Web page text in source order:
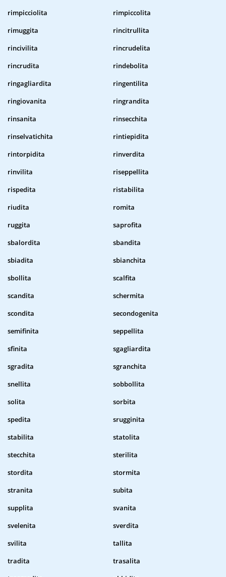
rimpicciolita
rimpiccolita
rimuggita
rincitrullita
rincivilita
rincrudelita
rincrudita
rindebolita
ringagliardita
ringentilita
ringiovanita
ringrandita
rinsanita
rinsecchita
rinselvatichita
rintiepidita
rintorpidita
rinverdita
rinvilita
riseppellita
rispedita
ristabilita
riudita
romita
ruggita
saprofita
sbalordita
sbandita
sbiadita
sbianchita
sbollita
scalfita
scandita
schermita
scondita
secondogenita
semifinita
seppellita
sfinita
sgagliardita
sgradita
sgranchita
snellita
sobbollita
solita
sorbita
spedita
srugginita
stabilita
statolita
stecchita
sterilita
stordita
stormita
stranita
subita
supplita
svanita
svelenita
sverdita
svilita
tallita
tradita
trasalita